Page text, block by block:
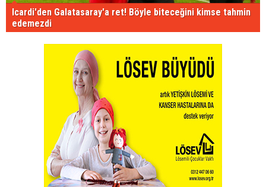
Icardi'den Galatasaray'a ret! Böyle biteceğini kimse tahmin
edemezdi